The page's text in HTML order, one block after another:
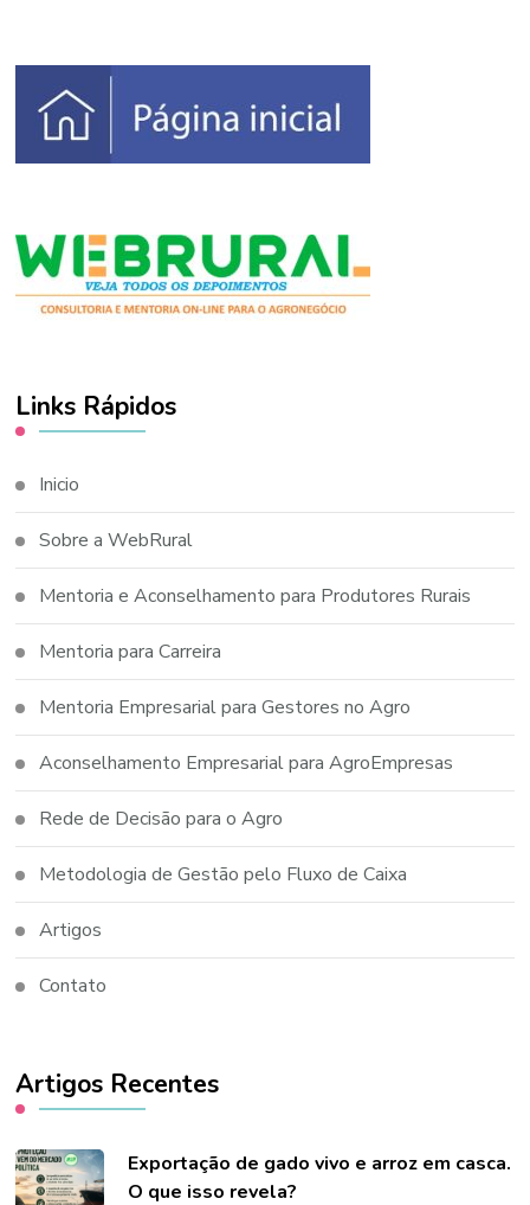
Links Rápidos
Inicio
Sobre a WebRural
Mentoria e Aconselhamento para Produtores Rurais
Mentoria para Carreira
Mentoria Empresarial para Gestores no Agro
Aconselhamento Empresarial para AgroEmpresas
Rede de Decisão para o Agro
Metodologia de Gestão pelo Fluxo de Caixa
Artigos
Contato
Artigos Recentes
Exportação de gado vivo e arroz em casca.
O que isso revela?